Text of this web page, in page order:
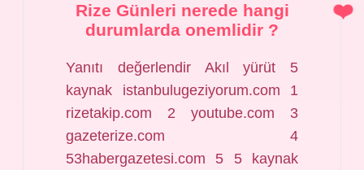
Rize Günleri nerede hangi
durumlarda onemlidir ?
Yanıtı değerlendir Akıl yürüt 5
kaynak istanbulugeziyorum.com 1
rizetakip.com 2 youtube.com 3
gazeterize.com 4
53habergazetesi.com 5 5 kaynak